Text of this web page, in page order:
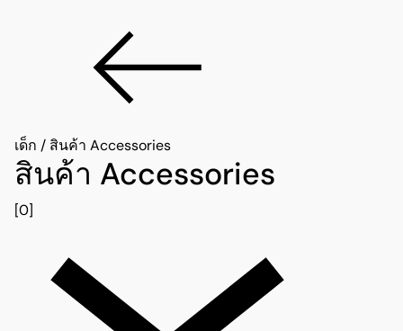
เด็ก / สินค้า Accessories
สินค้า Accessories
[0]